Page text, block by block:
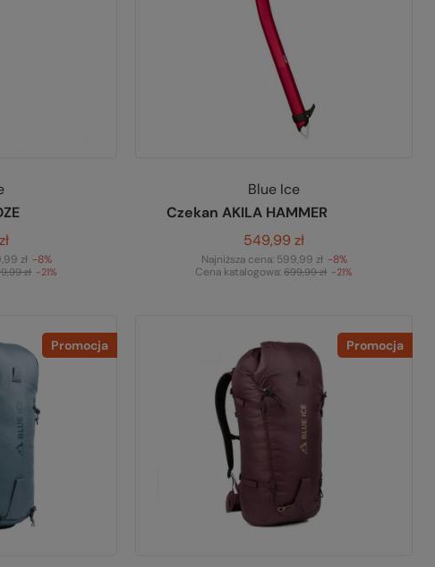
zł -8%
zł -21%
Blue Ice
Czekan AKILA HAMMER
549,99 zł
Najniższa cena: 599,99 zł -8%
Cena katalogowa:699,99 zł -21%
Promocja Promocja